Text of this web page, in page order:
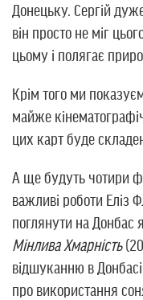
Донецьку. Сергій
він просто не міг
цьому і полягає
Крім того ми
майже
цих карт буде
А ще будуть чотири
важливі роботи Еліз
поглянути на Донбас
Мінлива Хмарність
відшуканню в
про використання